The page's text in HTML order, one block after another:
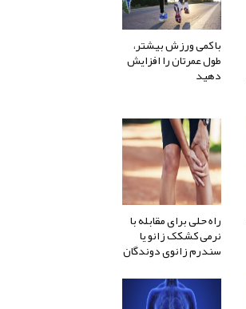
با کمی ورزش بیشتر،
طول عمرتان را افزایش
دهید
راه حلی برای مقابله با
نرمی کشکک زانو یا
سندرم زانوی دوندگان